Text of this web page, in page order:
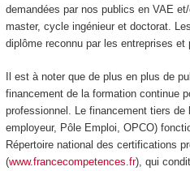
demandées par nos publics en VAE
master, cycle ingénieur et doctorat.
diplôme reconnu par les entreprises et
Il est à noter que de plus en plus de
financement de la formation continue
professionnel. Le financement tiers de
employeur, Pôle Emploi, OPCO)
Répertoire national des certifications
(www.francecompetences.fr), qui